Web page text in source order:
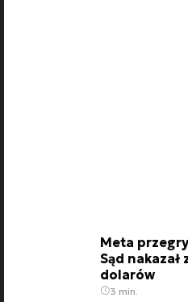
Meta
Sąd nakazał
dolarów
3 min.